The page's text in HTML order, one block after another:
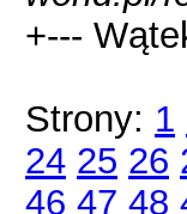
+---
Strony: 1
24 25 26
46 47 48